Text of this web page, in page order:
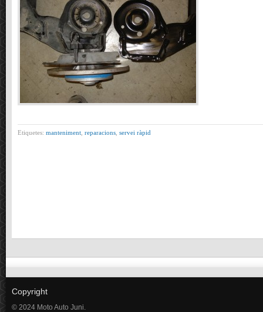
Etiquetes: manteniment reparacions servei ràpid
Copyright
© 2024 Moto Auto Juni.